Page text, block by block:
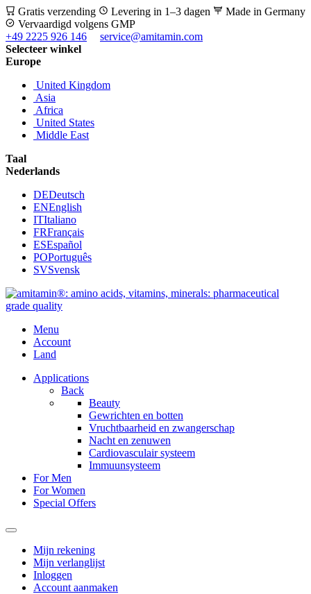
Gratis verzending Levering in 1–3 dagen
Made in Germany
Vervaardigd volgens GMP
+49 2225 926 146
service@amitamin.com
Selecteer winkel
Europe
United Kingdom
Asia
Africa
United States
Middle East
Taal
Nederlands
DEDeutsch
ENEnglish
ITItaliano
FRFrançais
ESEspañol
POPortuguês
SVSvensk
Menu
Account
Land
Applications
Back
Beauty
Gewrichten en botten
Vruchtbaarheid en zwangerschap
Nacht en zenuwen
Cardiovasculair systeem
Immuunsysteem
For Men
For Women
Special Offers
Mijn rekening
Mijn verlanglijst
Inloggen
Account aanmaken